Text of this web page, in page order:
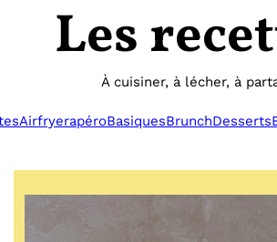
Les
À cuisiner, à lécher, à
AirfryerapéroBasiquesBrunchDesserts